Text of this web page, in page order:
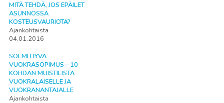
MITÄ TEHDÄ, JOS EPÄILET
ASUNNOSSA
KOSTEUSVAURIOTA?
Ajankohtaista
04.01.2016
SOLMI HYVÄ
VUOKRASOPIMUS – 10
KOHDAN MUISTILISTA
VUOKRALAISELLE JA
VUOKRANANTAJALLE
Ajankohtaista